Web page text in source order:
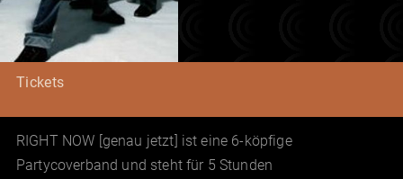
Tickets
RIGHT NOW [genau jetzt] ist eine 6-köpfige
Partycoverband und steht für 5 Stunden